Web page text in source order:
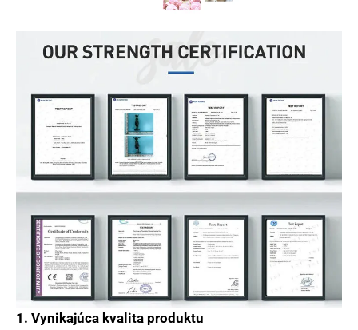
1. Vynikajúca kvalita produktu